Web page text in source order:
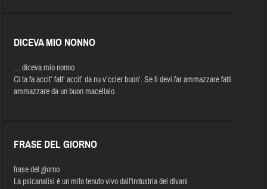
DICEVA MIO NONNO
… diceva mio nonno
Ci ta fa accit’ fatt’ accit’ da nu v’ccier buon’. Se ti devi far ammazzare fatti
ammazzare da un buon macellaio.
FRASE DEL GIORNO
frase del giorno
La psicanalisi è un mito tenuto vivo dall'industria dei divani